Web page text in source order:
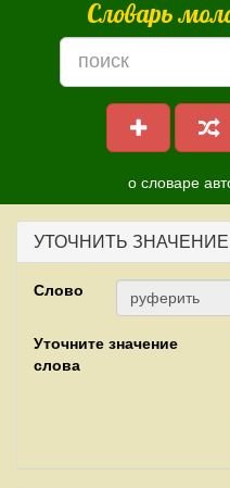
Словарь
о словаре
УТОЧНИТЬ
Слово
Уточните значение
слова